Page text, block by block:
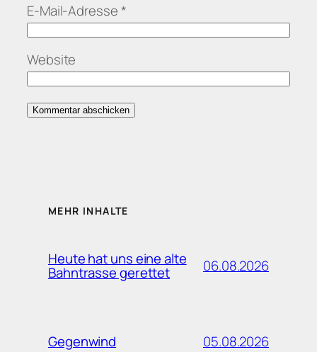
E-Mail-Adresse *
Website
MEHR INHALTE
Heute hat uns eine alte
Bahntrasse gerettet 06.08.2026
Gegenwind 05.08.2026